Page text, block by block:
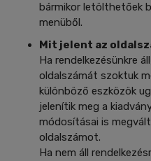
bármikor letölthetőek
menüből.
Mit jelent az
Ha rendelkezésünkre
oldalszámát szoktuk
különböző eszközök
jelenítik meg a
módosításai is
oldalszámot.
Ha nem áll